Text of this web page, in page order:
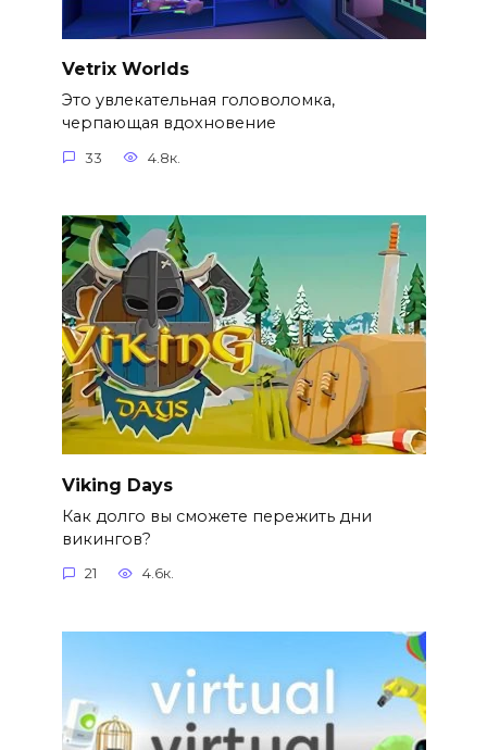
Vetrix Worlds
Это увлекательная головоломка,
черпающая вдохновение
33 4.8к.
Viking Days
Как долго вы сможете пережить дни
викингов?
21 4.6к.